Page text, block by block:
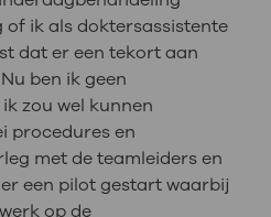
ik als doktersassistente
dat er een tekort aan
ben ik geen
zou wel kunnen
procedures en
met de teamleiders en
een pilot gestart waarbij
op de